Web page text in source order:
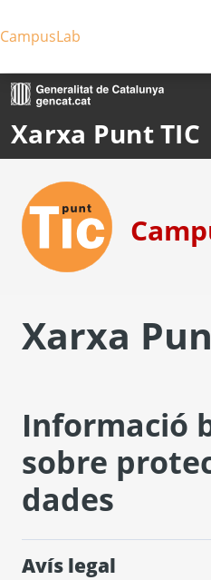
Xarxa Punt TIC
CampusLab
Xarxa
Informació
sobre
dades
Avís legal